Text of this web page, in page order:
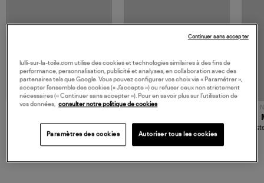
480,00 €
Champagne
NOUVELLE COLLECTION
189,00 €
Mousse
lulli-sur-la-toile.com utilise des cookies et technologies similaires à des fins de
performance, personnalisation, publicité et analyses, en collaboration avec des
partenaires tels que Google. Vous pouvez configurer vos choix via « Paramétrer »,
accepter l’ensemble des cookies (« J’accepte ») ou refuser ceux non strictement
nécessaires (« Continuer sans accepter »). Pour en savoir plus sur l’utilisation de
vos données, consulter notre politique de cookies
Paramètres des cookies Autoriser tous les cookies
Continuer sans accepter